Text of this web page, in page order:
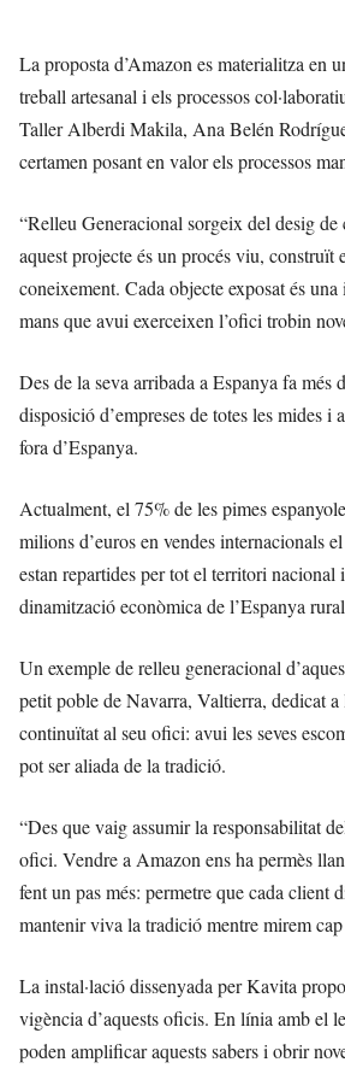
La proposta d’Amazon es materialitza en
treball artesanal i els processos
Taller Alberdi Makila, Ana Belén
certamen posant en valor els processos
“Relleu Generacional sorgeix del desig
aquest projecte és un procés viu, construït
coneixement. Cada objecte exposat és
mans que avui exerceixen l’ofici trobin
Des de la seva arribada a Espanya fa
disposició d’empreses de totes les mides
fora d’Espanya.
Actualment, el 75% de les pimes
milions d’euros en vendes internacionals
estan repartides per tot el territori
dinamització econòmica de l’Espanya
Un exemple de relleu generacional
petit poble de Navarra, Valtierra, dedicat
continuïtat al seu ofici: avui les seves
pot ser aliada de la tradició.
“Des que vaig assumir la responsabilitat
ofici. Vendre a Amazon ens ha permès
fent un pas més: permetre que cada client
mantenir viva la tradició mentre mirem
La instal·lació dissenyada per Kavita
vigència d’aquests oficis. En línia amb el
poden amplificar aquests sabers i obrir